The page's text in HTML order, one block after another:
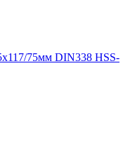
75мм DIN338 HSS-